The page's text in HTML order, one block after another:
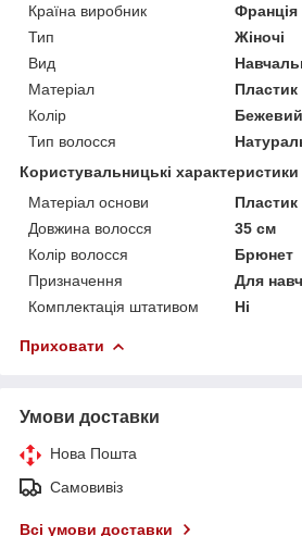
Країна виробник
Франція
Тип
Жіночі
Вид
Матеріал
Пластик
Колір
Бежевий
Тип волосся
Користувальницькі характеристики
Матеріал основи
Пластик
Довжина волосся
35 см
Колір волосся
Брюнет
Призначення
Для
Комплектація штативом
Ні
Приховати
Умови доставки
Нова Пошта
Самовивіз
Всі умови доставки